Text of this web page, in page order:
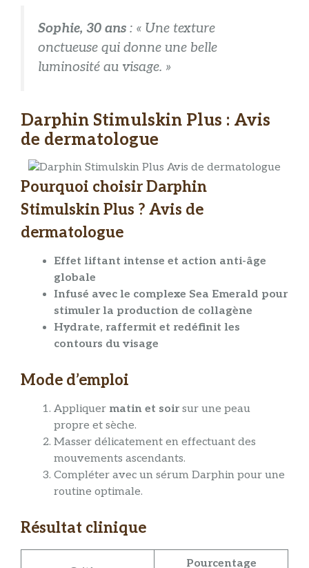
Sophie, 30 ans : « Une texture
onctueuse qui donne une belle
luminosité au visage. »
Darphin Stimulskin Plus : Avis
de dermatologue
Pourquoi choisir Darphin
Stimulskin Plus ? Avis de
dermatologue
Effet liftant intense et action anti-âge
globale
Infusé avec le complexe Sea Emerald pour
stimuler la production de collagène
Hydrate, raffermit et redéfinit les
contours du visage
Mode d’emploi
Appliquer matin et soirsur une peau
propre et sèche.
Masser délicatement en effectuant des
mouvements ascendants.
Compléter avec un sérum Darphin pour une
routine optimale.
Résultat clinique
Pourcentage